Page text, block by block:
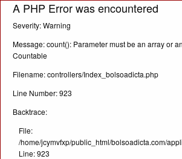
A PHP Error was encountered
Severity: Warning
Message: count(): Parameter must be an array or
Countable
Filename: controllers/Index_bolsoadicta.php
Line Number: 923
Backtrace:
File:
/home/jcymvfxp/public_html/bolsoadicta.com/
Line: 923